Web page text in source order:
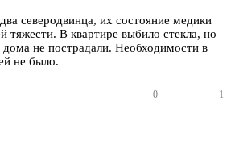
северодвинца, их состояние медики
тяжести. В квартире выбило стекла, но
не пострадали. Необходимости в
не было.
0 1